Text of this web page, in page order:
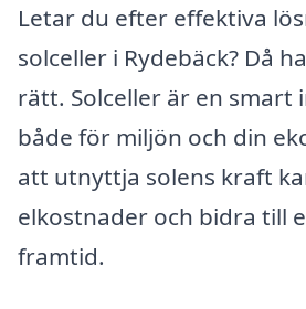
Letar du efter effektiva
solceller i Rydebäck? Då
rätt. Solceller är en smart
både för miljön och din
att utnyttja solens kraft
elkostnader och bidra till
framtid.